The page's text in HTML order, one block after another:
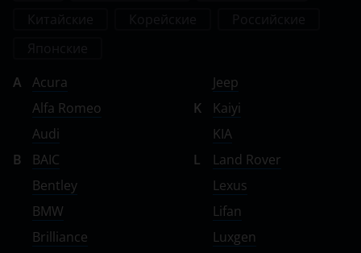
A
Acura
Alfa Romeo
Audi
B
BAIC
Bentley
BMW
Brilliance
Jeep
K
Kaiyi
KIA
L
Land Rover
Lexus
Lifan
Luxgen